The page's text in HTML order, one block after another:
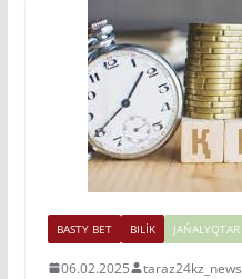
BASTY BET BILİK JAŃALYQTAR
06.02.2025 taraz24kz_news